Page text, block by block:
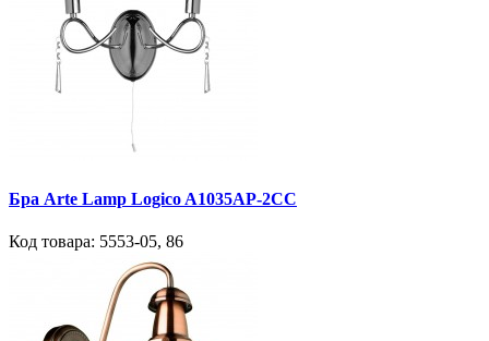
Бра Arte Lamp Logico A1035AP-2CC
Код товара: 5553-05, 86